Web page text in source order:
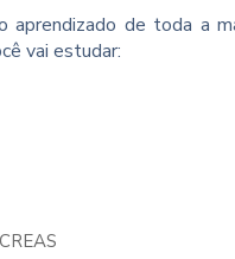
de toda a
vai estudar: